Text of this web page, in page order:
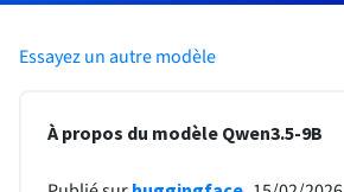
Essayez un autre modèle
À propos du modèle Qwen3.5-9B